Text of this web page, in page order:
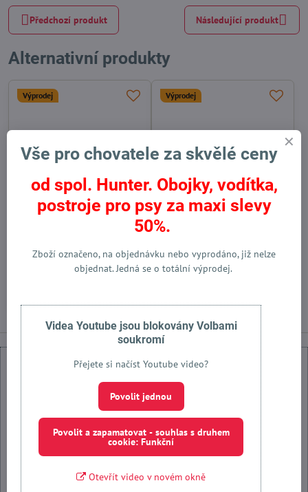
Předchozí produkt Následující produkt
Alternativní produkty
Výprodej
Vyprodáno
od 364 Kč
Výprodej
Obojek pro psa Hunter Vario
Skladem
od 295 Kč
Externí obsah je blokován Volbami soukromí
Přejete si načíst externí obsah?
Povolit jednou
Vše pro chovatele za skvělé ceny
od spol. Hunter. Obojky, vodítka,
postroje pro psy za maxi slevy
50%.
Zboží označeno, na objednávku nebo vyprodáno, již nelze
objednat. Jedná se o totální výprodej.
Videa Youtube jsou blokovány Volbami
soukromí
Přejete si načíst Youtube video?
Povolit jednou
Povolit a zapamatovat - souhlas s druhem
cookie: Funkční
Otevřít video v novém okně